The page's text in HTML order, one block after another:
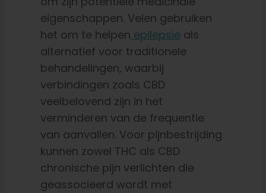
eigenschappen. Velen gebruiken
het om te helpen epilepsieals
alternatief voor traditionele
behandelingen, waarbij
verbindingen zoals CBD
veelbelovend zijn in het
verminderen van de frequentie
van aanvallen. Voor pijnbestrijding
kunnen zowel THC als CBD
chronische pijn verlichten die
geassocieerd wordt met